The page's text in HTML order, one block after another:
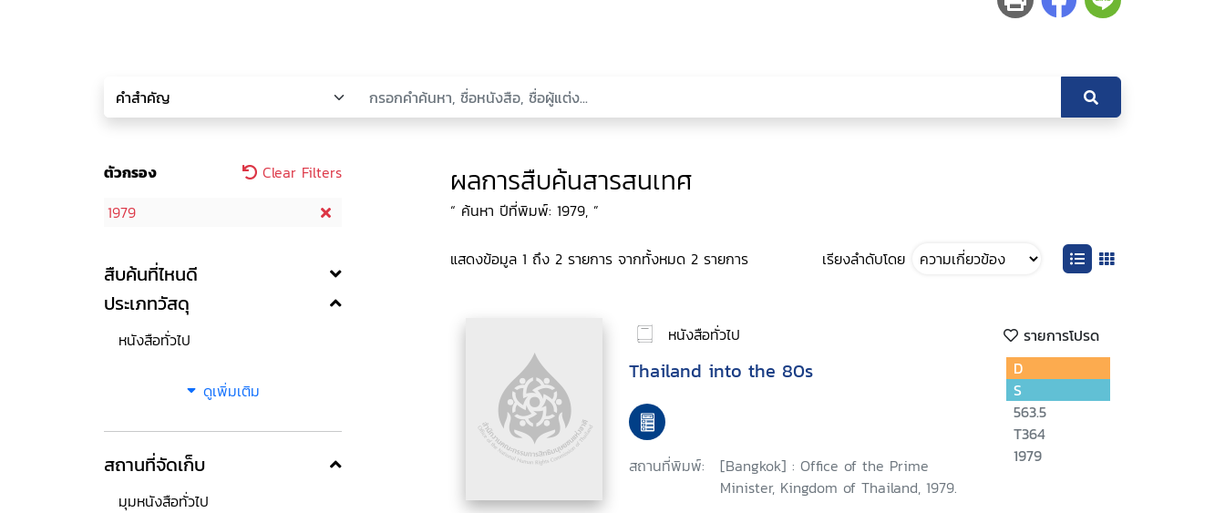
ตัวกรอง
Clear Filters
1979
สืบค้นที่ไหนดี
ประเภทวัสดุ
หนังสือทั่วไป
ดูเพิ่มเติม
สถานที่จัดเก็บ
มุมหนังสือทั่วไป
ผลการสืบค้นสารสนเทศ
“ ค้นหา ปีที่พิมพ์: 1979, ”
แสดงข้อมูล 1 ถึง 2 รายการ จากทั้งหมด 2 รายการ เรียงลำดับโดย
หนังสือทั่วไป รายการโปรด
Thailand into the 80s
สถานที่พิมพ์:
[Bangkok] : Office of the Prime
Minister, Kingdom of Thailand, 1979.
D
S
563.5
T364
1979